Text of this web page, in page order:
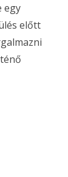
egy
előtt